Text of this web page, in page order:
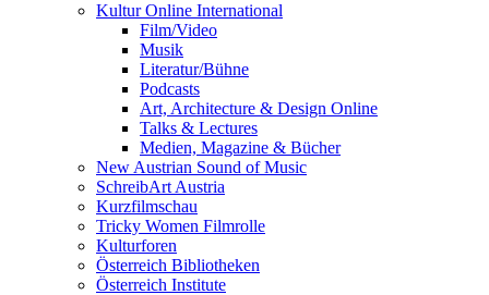
Kultur Online International
Film/Video
Musik
Literatur/Bühne
Podcasts
Art, Architecture & Design Online
Talks & Lectures
Medien, Magazine & Bücher
New Austrian Sound of Music
SchreibArt Austria
Kurzfilmschau
Tricky Women Filmrolle
Kulturforen
Österreich Bibliotheken
Österreich Institute